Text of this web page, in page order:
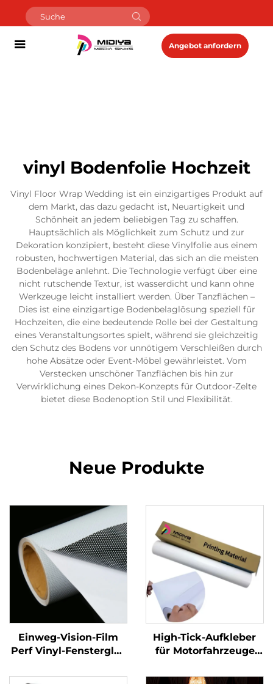
Angebot anfordern
vinyl Bodenfolie Hochzeit
Vinyl Floor Wrap Wedding ist ein einzigartiges Produkt auf
dem Markt, das dazu gedacht ist, Neuartigkeit und
Schönheit an jedem beliebigen Tag zu schaffen.
Hauptsächlich als Möglichkeit zum Schutz und zur
Dekoration konzipiert, besteht diese Vinylfolie aus einem
robusten, hochwertigen Material, das sich an die meisten
Bodenbeläge anlehnt. Die Technologie verfügt über eine
nicht rutschende Textur, ist wasserdicht und kann ohne
Werkzeuge leicht installiert werden. Über Tanzflächen –
Dies ist eine einzigartige Bodenbelaglösung speziell für
Hochzeiten, die eine bedeutende Rolle bei der Gestaltung
eines Veranstaltungsortes spielt, während sie gleichzeitig
den Schutz des Bodens vor unnötigem Verschleißen durch
hohe Absätze oder Event-Möbel gewährleistet. Vom
Verstecken unschöner Tanzflächen bis hin zur
Verwirklichung eines Dekon-Konzepts für Outdoor-Zelte
bietet diese Bodenoption Stil und Flexibilität.
Neue Produkte
Einweg-Vision-Film
Perf Vinyl-Fensterglas
Perforierter Vinylroll
High-Tick-Aufkleber
für Motorfahrzeuge
Luft glänzende PVC-